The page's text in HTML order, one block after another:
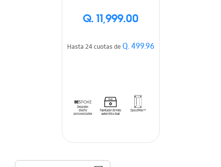
Q. 11,999.00
Hasta 24 cuotas deQ. 499.96